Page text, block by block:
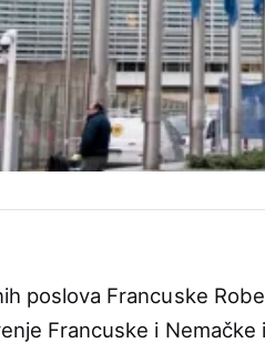
poslova Francuske
Francuske i